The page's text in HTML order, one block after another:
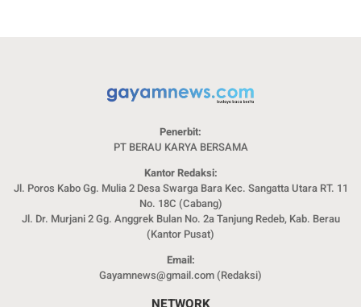
Penerbit:
PT BERAU KARYA BERSAMA
Kantor Redaksi:
Jl. Poros Kabo Gg. Mulia 2 Desa Swarga Bara Kec. Sangatta Utara RT. 11
No. 18C (Cabang)
Jl. Dr. Murjani 2 Gg. Anggrek Bulan No. 2a Tanjung Redeb, Kab. Berau
(Kantor Pusat)
Email:
Gayamnews@gmail.com (Redaksi)